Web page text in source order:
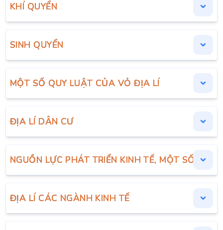
KHÍ QUYỂN
SINH QUYỂN
MỘT SỐ QUY LUẬT CỦA VỎ ĐỊA LÍ
ĐỊA LÍ DÂN CƯ
NGUỒN LỰC PHÁT TRIỂN KINH TẾ, MỘT SỐ TIÊU
ĐỊA LÍ CÁC NGÀNH KINH TẾ